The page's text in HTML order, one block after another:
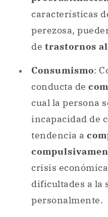
características
perezosa,
de trastornos
Consumismo:
conducta de
cual la persona
incapacidad de
tendencia a
crisis
dificultades a la
personalmente.